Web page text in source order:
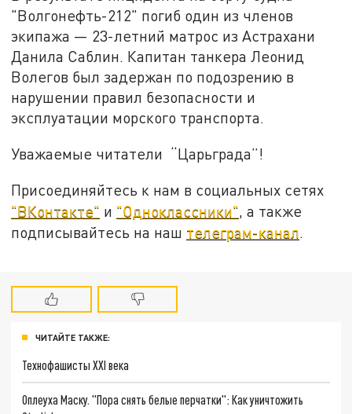
"Волгонефть-212" погиб один из членов
экипажа — 23-летний матрос из Астрахани
Данила Саблин. Капитан танкера Леонид
Волегов был задержан по подозрению в
нарушении правил безопасности и
эксплуатации морского транспорта.
Уважаемые читатели “Царьграда”!
Присоединяйтесь к нам в социальных сетях
"ВКонтакте" и "Одноклассники", а также
подписывайтесь на наш телеграм-канал.
ЧИТАЙТЕ ТАКЖЕ:
Технофашисты XXI века
Оплеуха Маску. "Пора снять белые перчатки": Как уничтожить